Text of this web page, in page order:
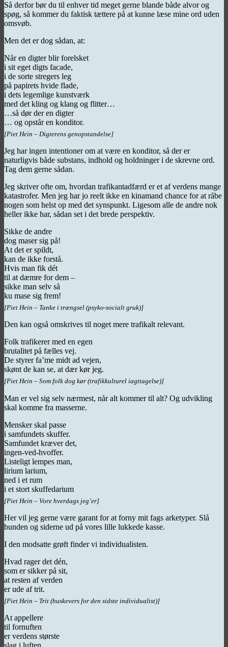
Så derfor bør du til enhver tid meget gerne blande både alvor og
spøg, så kommer du faktisk tættere på at kunne læse mine ord uden
omsvøb.
Men det er dog sådan, at:
Når en digter blir forelsket
i sit eget digts facade,
i de sorte stregers leg
på papirets hvide flade,
i dets legemlige kunstværk
med det kling og klang og flitter…
…så dør der en digter
… og opstår en konditor.
[Piet Hein – Digterens genopstandelse]
Jeg har ingen intentioner om at være en konditor, så der er
naturligvis både substans, indhold og holdninger i de skrevne ord.
Tag dem gerne sådan.
Jeg skriver ofte om, hvordan trafikantadfærd er et af verdens mange
katastrofer. Men jeg har jo reelt ikke en kinamand chance for at råbe
nogen som helst op med det synspunkt. Ligesom alle de andre nok
heller ikke har, sådan set i det brede perspektiv.
Sikke de andre
dog maser sig på!
At det er spildt,
kan de ikke forstå.
Hvis man fik dét
til at dæmre for dem –
sikke man selv så
ku mase sig frem!
[Piet Hein – Tanke i trængsel (psyko-socialt gruk)]
Den kan også omskrives til noget mere trafikalt relevant.
Folk trafikerer med en egen
brutalitet på fælles vej.
De styrer fa’me midt ad vejen,
skønt de kan se, at dær kør jeg.
[Piet Hein – Som folk dog kør (trafikkulturel iagttagelse)]
Man er vel sig selv nærmest, når alt kommer til alt? Og udvikling
skal komme fra masserne.
Mensker skal passe
i samfundets skuffer.
Samfundet kræver det,
ingen-ved-hvoffer.
Listeligt lempes man,
lirium larium,
ned i et rum
i et stort skuffedarium
[Piet Hein – Vore hverdags jeg’er]
Her vil jeg gerne være garant for at forny mit fags arketyper. Slå
bunden og siderne ud på vores lille lukkede kasse.
I den modsatte grøft finder vi individualisten.
Hvad rager det dén,
som er sikker på sit,
at resten af verden
er ude af trit.
[Piet Hein – Trit (huskevers for den sidste individualist)]
At appellere
til fornuften
er verdens største
slag i luften.